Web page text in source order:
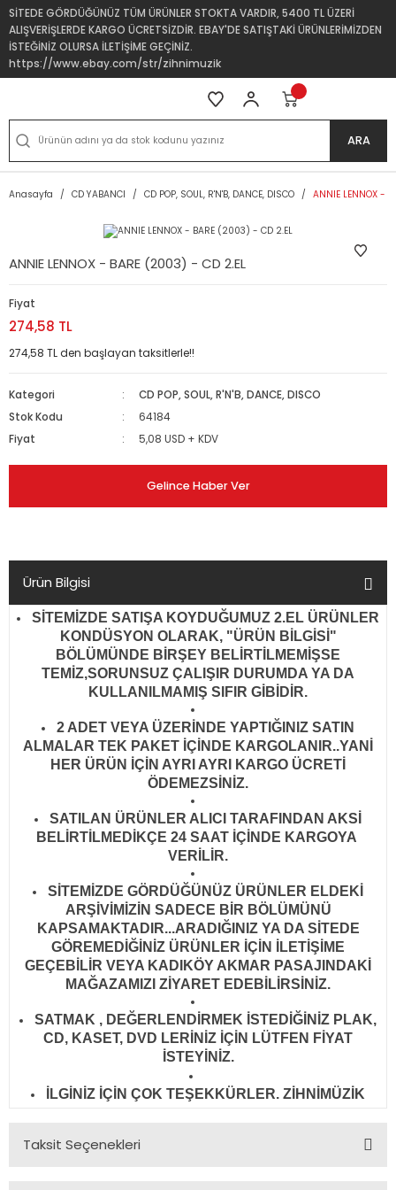
SİTEDE GÖRDÜĞÜNÜZ TÜM ÜRÜNLER STOKTA VARDIR, 5400 TL ÜZERİ
ALIŞVERİŞLERDE KARGO ÜCRETSİZDİR. EBAY'DE SATIŞTAKİ ÜRÜNLERİMİZDEN
İSTEĞİNİZ OLURSA İLETİŞİME GEÇİNİZ.
https://www.ebay.com/str/zihnimuzik
ARA
Anasayfa CD YABANCI CD POP, SOUL, R'N'B, DANCE, DISCO ANNIE LENNOX -
ANNIE LENNOX - BARE (2003) - CD 2.EL
Fiyat
274,58 TL
274,58 TL den başlayan taksitlerle!!
Kategori
CD POP, SOUL, R'N'B, DANCE, DISCO
Stok Kodu
64184
Fiyat
5,08 USD + KDV
Gelince Haber Ver
Ürün Bilgisi
SİTEMİZDE SATIŞA KOYDUĞUMUZ 2.EL ÜRÜNLER
KONDÜSYON OLARAK, "ÜRÜN BİLGİSİ"
BÖLÜMÜNDE BİRŞEY BELİRTİLMEMİŞSE
TEMİZ,SORUNSUZ ÇALIŞIR DURUMDA YA DA
KULLANILMAMIŞ SIFIR GİBİDİR.
2 ADET VEYA ÜZERİNDE YAPTIĞINIZ SATIN
ALMALAR TEK PAKET İÇİNDE KARGOLANIR..YANİ
HER ÜRÜN İÇİN AYRI AYRI KARGO ÜCRETİ
ÖDEMEZSİNİZ.
SATILAN ÜRÜNLER ALICI TARAFINDAN AKSİ
BELİRTİLMEDİKÇE 24 SAAT İÇİNDE KARGOYA
VERİLİR.
SİTEMİZDE GÖRDÜĞÜNÜZ ÜRÜNLER ELDEKİ
ARŞİVİMİZİN SADECE BİR BÖLÜMÜNÜ
KAPSAMAKTADIR...ARADIĞINIZ YA DA SİTEDE
GÖREMEDİĞİNİZ ÜRÜNLER İÇİN İLETİŞİME
GEÇEBİLİR VEYA KADIKÖY AKMAR PASAJINDAKİ
MAĞAZAMIZI ZİYARET EDEBİLİRSİNİZ.
SATMAK , DEĞERLENDİRMEK İSTEDİĞİNİZ PLAK,
CD, KASET, DVD LERİNİZ İÇİN LÜTFEN FİYAT
İSTEYİNİZ.
İLGİNİZ İÇİN ÇOK TEŞEKKÜRLER. ZİHNİMÜZİK
Taksit Seçenekleri